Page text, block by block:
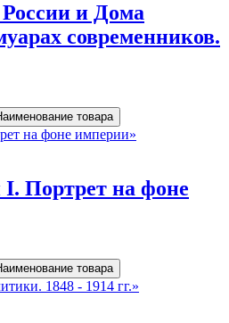
и Дома
современников.
Портрет на фоне